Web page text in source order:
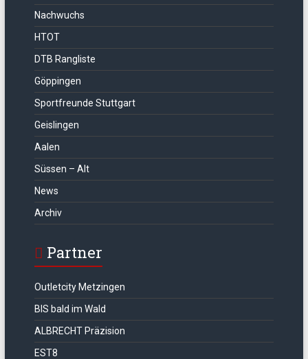
Nachwuchs
HTOT
DTB Rangliste
Göppingen
Sportfreunde Stuttgart
Geislingen
Aalen
Süssen – Alt
News
Archiv
Partner
Outletcity Metzingen
BIS bald im Wald
ALBRECHT Präzision
EST8